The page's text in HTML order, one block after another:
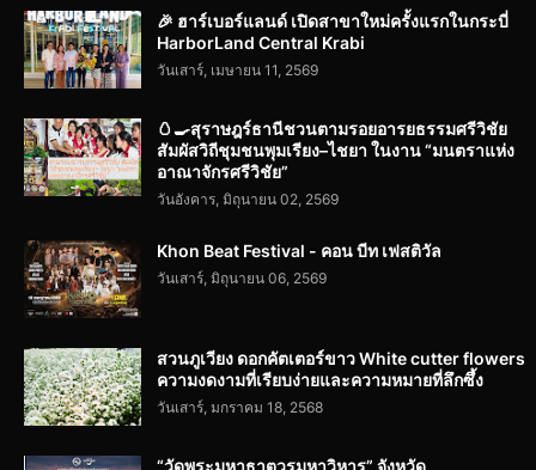
🎉 ฮาร์เบอร์แลนด์ เปิดสาขาใหม่ครั้งแรกในกระบี่
HarborLand Central Krabi
วันเสาร์, เมษายน 11, 2569
🥚🍳สุราษฎร์ธานีชวนตามรอยอารยธรรมศรีวิชัย
สัมผัสวิถีชุมชนพุมเรียง–ไชยา ในงาน “มนตราแห่ง
อาณาจักรศรีวิชัย”
วันอังคาร, มิถุนายน 02, 2569
Khon Beat Festival - คอน บีท เฟสติวัล
วันเสาร์, มิถุนายน 06, 2569
สวนภูเวียง ดอกคัตเตอร์ขาว White cutter flowers
ความงดงามที่เรียบง่ายและความหมายที่ลึกซึ้ง
วันเสาร์, มกราคม 18, 2568
“วัดพระมหาธาตุวรมหาวิหาร” จังหวัด